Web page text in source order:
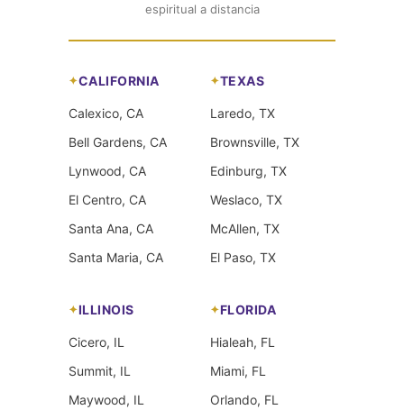
espiritual a distancia
CALIFORNIA
Calexico, CA
Bell Gardens, CA
Lynwood, CA
El Centro, CA
Santa Ana, CA
Santa Maria, CA
TEXAS
Laredo, TX
Brownsville, TX
Edinburg, TX
Weslaco, TX
McAllen, TX
El Paso, TX
ILLINOIS
Cicero, IL
Summit, IL
Maywood, IL
FLORIDA
Hialeah, FL
Miami, FL
Orlando, FL